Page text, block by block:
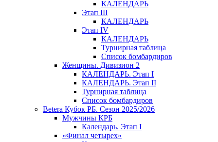
КАЛЕНДАРЬ
Этап III
КАЛЕНДАРЬ
Этап IV
КАЛЕНДАРЬ
Турнирная таблица
Список бомбардиров
Женщины. Дивизион 2
КАЛЕНДАРЬ. Этап I
КАЛЕНДАРЬ. Этап II
Турнирная таблица
Список бомбардиров
Betera Кубок РБ. Сезон 2025/2026
Мужчины КРБ
Календарь. Этап I
«Финал четырех»